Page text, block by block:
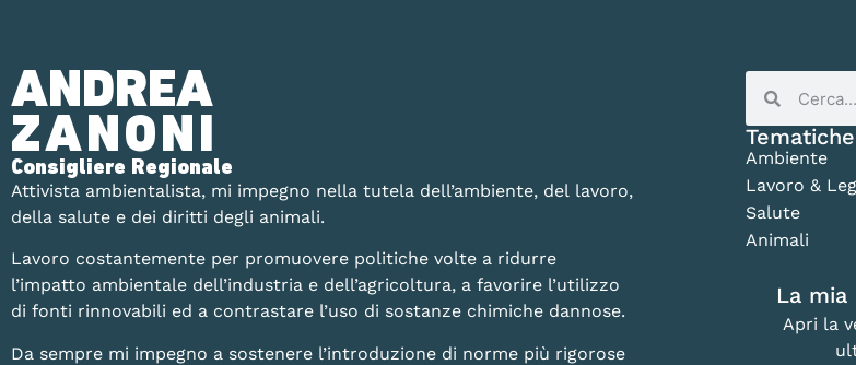
ANDREA
ZANONI
Consigliere Regionale
Attivista ambientalista, mi impegno nella tutela dell’ambiente, del lavoro,
della salute e dei diritti degli animali.
Lavoro costantemente per promuovere politiche volte a ridurre
l’impatto ambientale dell’industria e dell’agricoltura, a favorire l’utilizzo
di fonti rinnovabili ed a contrastare l’uso di sostanze chimiche dannose.
Da sempre mi impegno a sostenere l’introduzione di norme più rigorose
Tematiche
Ambiente
Lavoro &
Salute
Animali
La
Apri la